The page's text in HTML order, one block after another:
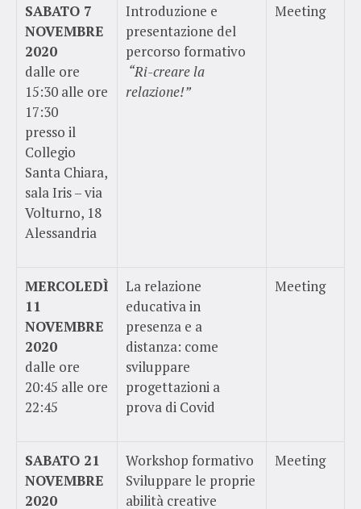
SABATO 7
NOVEMBRE
2020
dalle ore
15:30 alle ore
17:30
presso il
Collegio
Santa Chiara,
sala Iris – via
Volturno, 18
Alessandria
Introduzione e
presentazione del
percorso formativo
“Ri-creare la
relazione!”
Meeting
MERCOLEDÌ
11
NOVEMBRE
2020
dalle ore
20:45 alle ore
22:45
La relazione
educativa in
presenza e a
distanza: come
sviluppare
progettazioni a
prova di Covid
Meeting
SABATO 21
NOVEMBRE
2020
Workshop formativo
Sviluppare le proprie
abilità creative
Meeting